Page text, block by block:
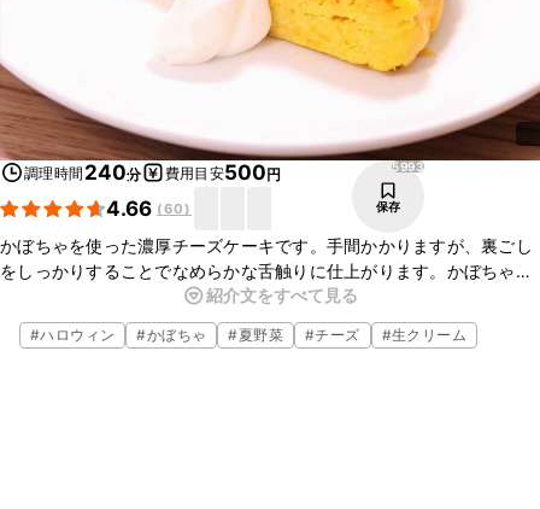
調理時間 240分 費用目安500円
4.66 (60)
5993
保存
かぼちゃを使った濃厚チーズケーキです。手間かかりますが、裏ごし
をしっかりすることでなめらかな舌触りに仕上がります。かぼちゃの
鮮やかな色合いが見た目もお洒落な一品です。おもてなしにもぴった
りですよ。喜ばれること間違いなし！ぜひ作ってみてくださいね。
紹介文をすべて見る
#ハロウィン #かぼちゃ #夏野菜 #チーズ #生クリーム